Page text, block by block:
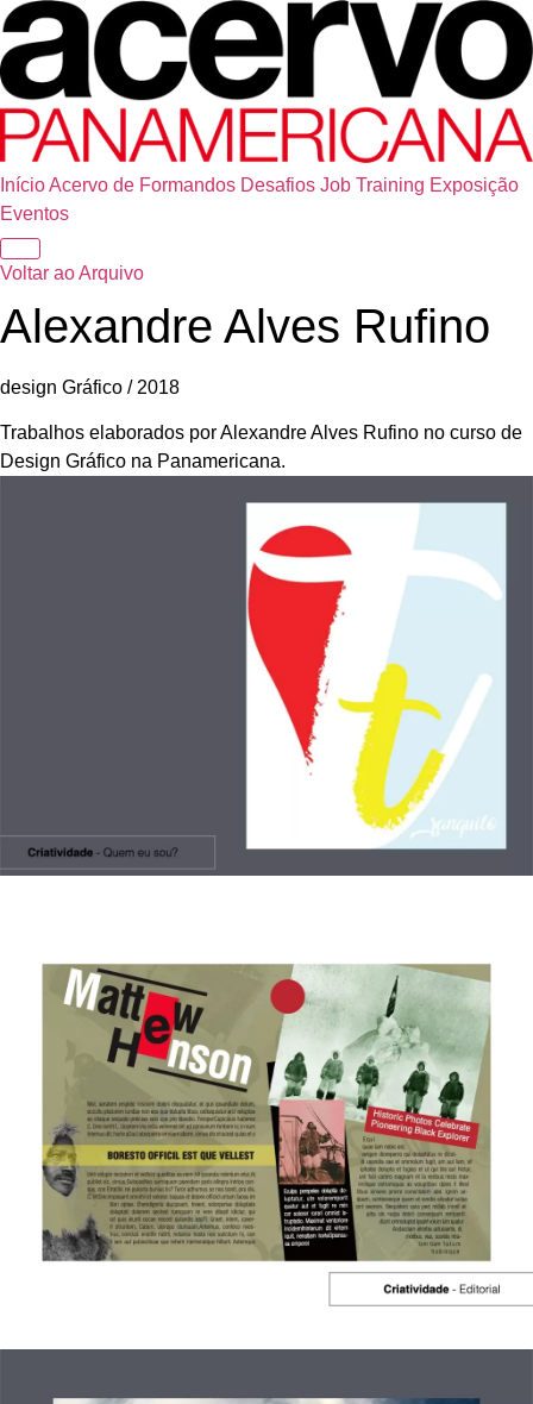
InícioAcervo de Formandos Desafios Job Training Exposição
Eventos
Voltar ao Arquivo
Alexandre Alves Rufino
design Gráfico / 2018
Trabalhos elaborados por Alexandre Alves Rufino no curso de
Design Gráfico na Panamericana.